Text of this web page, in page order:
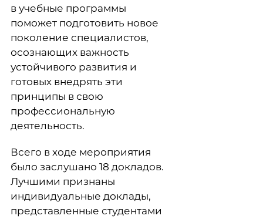
в учебные программы
поможет подготовить новое
поколение специалистов,
осознающих важность
устойчивого развития и
готовых внедрять эти
принципы в свою
профессиональную
деятельность.
Всего в ходе мероприятия
было заслушано 18 докладов.
Лучшими признаны
индивидуальные доклады,
представленные студентами